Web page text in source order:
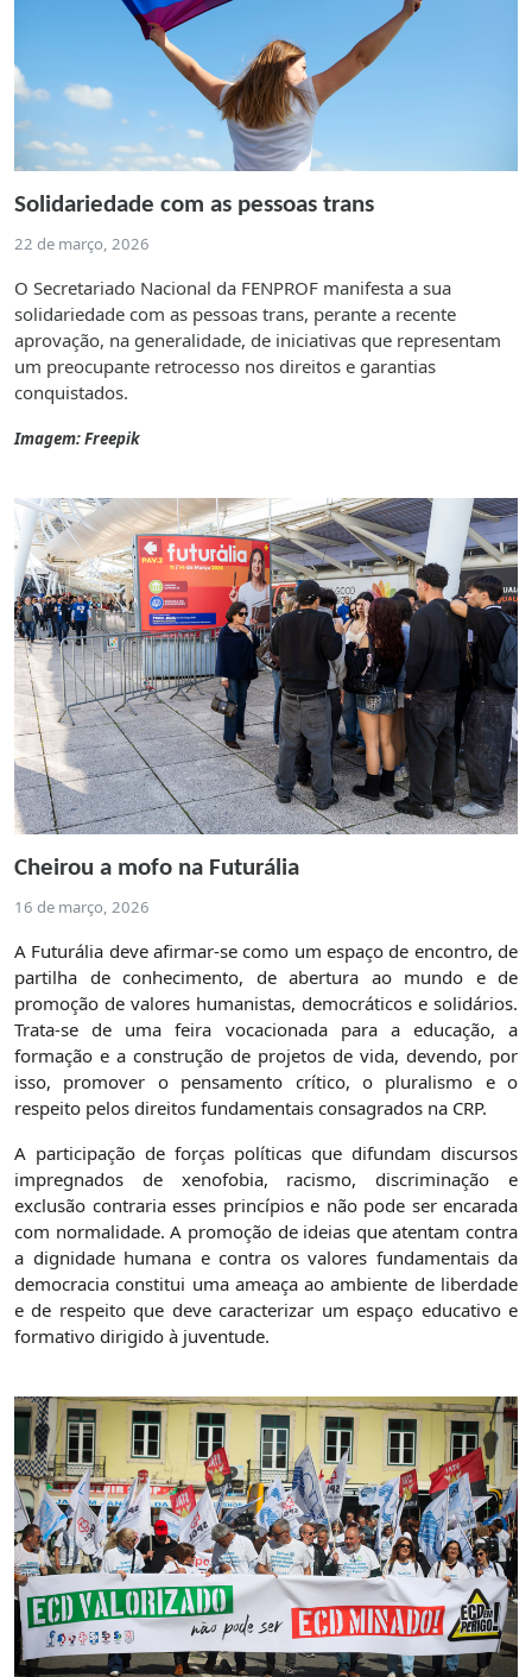
Solidariedade com as pessoas trans
22 de março, 2026
O Secretariado Nacional da FENPROF manifesta a sua
solidariedade com as pessoas trans, perante a recente
aprovação, na generalidade, de iniciativas que representam
um preocupante retrocesso nos direitos e garantias
conquistados.
Imagem: Freepik
Cheirou a mofo na Futurália
16 de março, 2026
A Futurália deve afirmar-se como um espaço de encontro, de
partilha de conhecimento, de abertura ao mundo e de
promoção de valores humanistas, democráticos e solidários.
Trata-se de uma feira vocacionada para a educação, a
formação e a construção de projetos de vida, devendo, por
isso, promover o pensamento crítico, o pluralismo e o
respeito pelos direitos fundamentais consagrados na CRP.
A participação de forças políticas que difundam discursos
impregnados de xenofobia, racismo, discriminação e
exclusão contraria esses princípios e não pode ser encarada
com normalidade. A promoção de ideias que atentam contra
a dignidade humana e contra os valores fundamentais da
democracia constitui uma ameaça ao ambiente de liberdade
e de respeito que deve caracterizar um espaço educativo e
formativo dirigido à juventude.